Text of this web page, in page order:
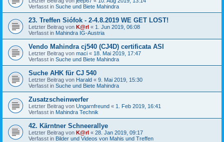
Verfasst in Suche und Biete Mahindra
23. Treffen Siófok - 2-4.8.2019 WE GET LOST!
Letzter Beitrag von K@rl « 1. Jun 2019, 06:08
Verfasst in Mahindra IG-Austria
Vendo Mahindra cj540 (CJ4D) certificata ASI
Letzter Beitrag von maci « 18. Mai 2019, 17:47
Verfasst in Suche und Biete Mahindra
Suche AHK für CJ 540
Letzter Beitrag von Harald « 9. Mai 2019, 15:30
Verfasst in Suche und Biete Mahindra
Zusatzscheinwerfer
Letzter Beitrag von Ungarnfreund « 1. Feb 2019, 16:41
Verfasst in Mahindra Technik
42. Kärntner Schneerallye
Letzter Beitrag von K@rl « 28. Jan 2019, 09:17
Verfasst in Bilder und Videos von Mahis und Treffen